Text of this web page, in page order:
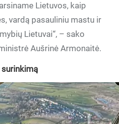
Lietuvos, kaip
vardą pasauliniu mastu ir
Lietuvai“, – sako
Aušrinė Armonaitė.